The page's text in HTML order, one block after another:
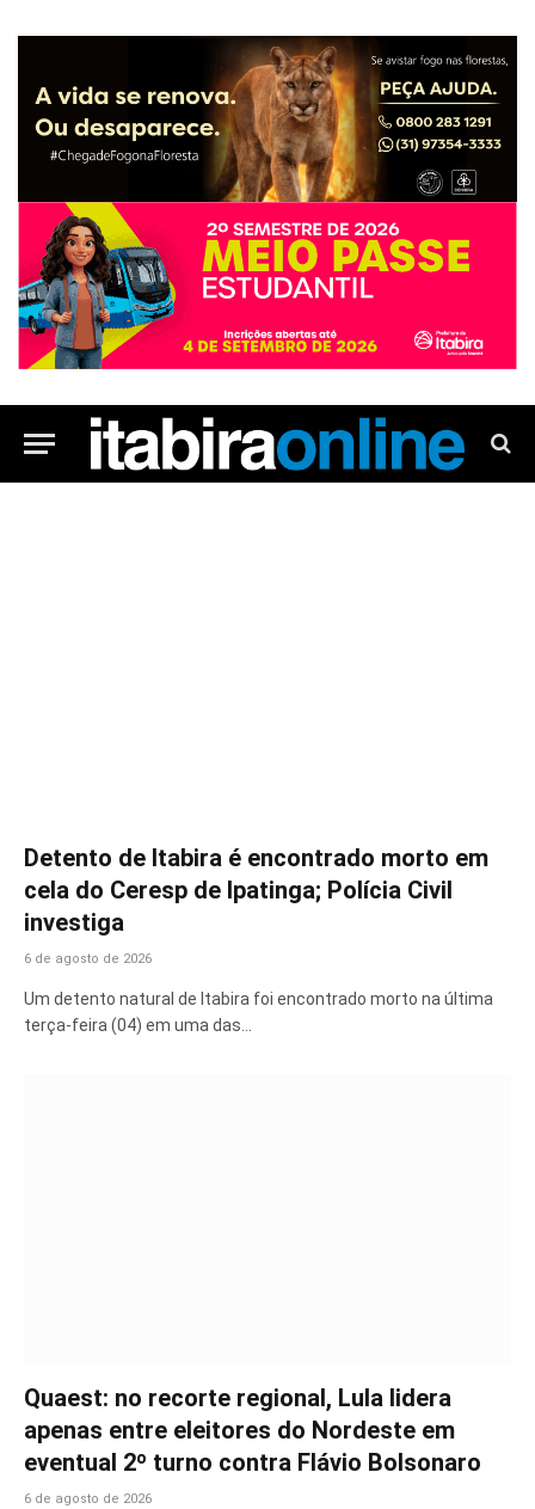
Detento de Itabira é encontrado morto em
cela do Ceresp de Ipatinga; Polícia Civil
investiga
6 de agosto de 2026
Um detento natural de Itabira foi encontrado morto na última
terça-feira (04) em uma das…
Quaest: no recorte regional, Lula lidera
apenas entre eleitores do Nordeste em
eventual 2º turno contra Flávio Bolsonaro
6 de agosto de 2026